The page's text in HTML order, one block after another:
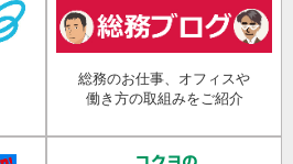
総務のお仕事、オフィスや
働き方の取組みをご紹介